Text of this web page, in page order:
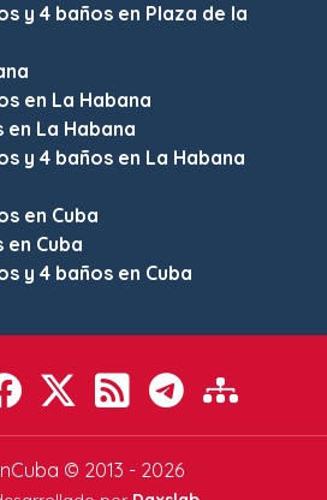
y 4 baños en Plaza de la
en La Habana
en La Habana
y 4 baños en La Habana
en Cuba
en Cuba
y 4 baños en Cuba
© 2013 - 2026